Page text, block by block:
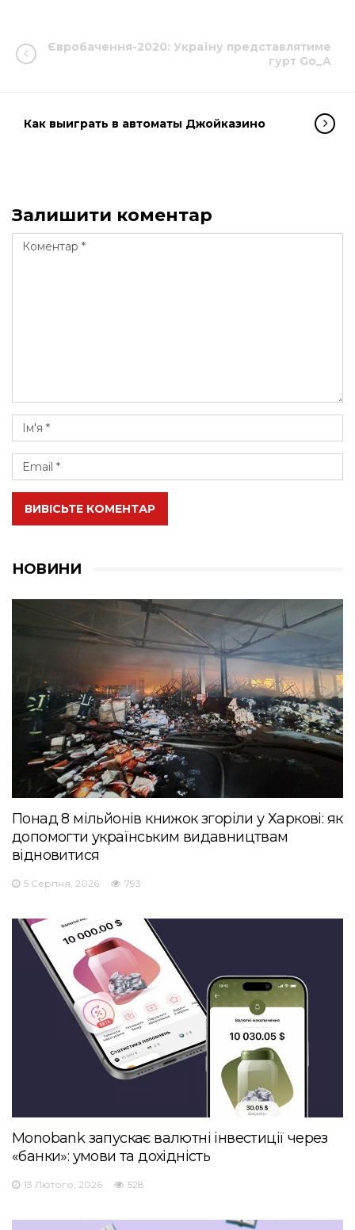
Євробачення-2020: Україну представлятиме
гурт Go_A
Как выиграть в автоматы Джойказино
Залишити коментар
ВИВІСЬТЕ КОМЕНТАР
НОВИНИ
Понад 8 мільйонів книжок згоріли у Харкові: як
допомогти українським видавництвам
відновитися
5 Серпня, 2026 793
Monobank запускає валютні інвестиції через
«банки»: умови та дохідність
13 Лютого, 2026 528